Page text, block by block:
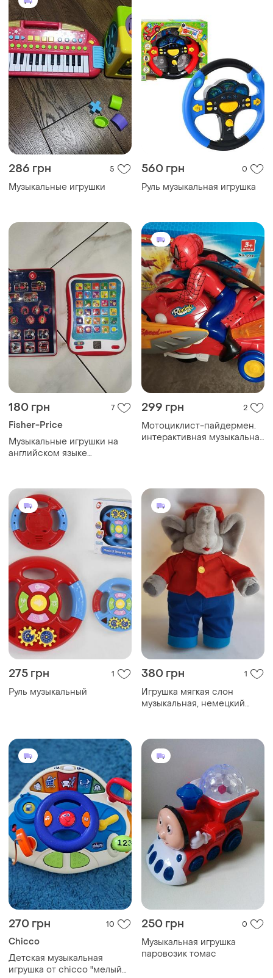
286 грн 5
Музыкальные игрушки
560 грн 0
Руль музыкальная игрушка
180 грн 7
Fisher-Price
Музыкальные игрушки на
английском языке
299 грн 2
Мотоциклист-пайдермен.
интерактивная музыкальная
275 грн 1
Руль музыкальный
380 грн 1
Игрушка мягкая слон
музыкальная, немецкий
270 грн 10
Chicco
Детская музыкальная
игрушка от сhicco "мелый
250 грн 0
Музыкальная игрушка
паровозик томас